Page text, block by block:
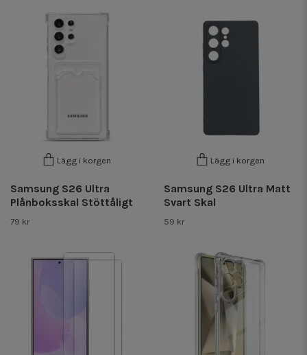
Lägg i korgen
Samsung S26 Ultra
Plånboksskal Stöttåligt
79 kr
Lägg i korgen
Samsung S26 Ultra Matt
Svart Skal
59 kr